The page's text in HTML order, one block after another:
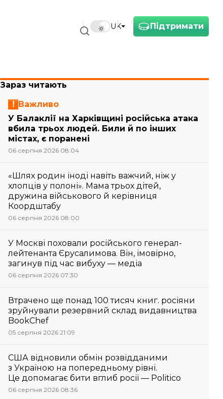
Підтримати
UK
Зараз читають
Важливо
У Балаклії на Харківщині російська атака
вбила трьох людей. Били й по інших
містах, є поранені
06 серпня 2026 08:04
«Шлях родин іноді навіть важчий, ніж у
хлопців у полоні». Мама трьох дітей,
дружина військового й керівниця
Коордштабу
06 серпня 2026 08:00
У Москві поховали російського генерал-
лейтенанта Єрусалимова. Він, імовірно,
загинув під час вибуху — медіа
06 серпня 2026 07:30
Втрачено ще понад 100 тисяч книг. росіяни
зруйнували резервний склад видавництва
BookChef
05 серпня 2026 21:09
США відновили обмін розвідданими
з Україною на попередньому рівні.
Це допомагає бити вглиб росії — Politico
06 серпня 2026 08:36